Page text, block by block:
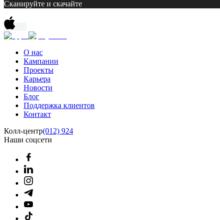
Сканируйте и скачайте
О нас
Кампании
Проекты
Карьера
Новости
Блог
Поддержка клиентов
Контакт
Колл-центр(012) 924
Наши соцсети